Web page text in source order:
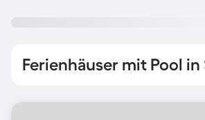
Ferienhäuser mit Pool in